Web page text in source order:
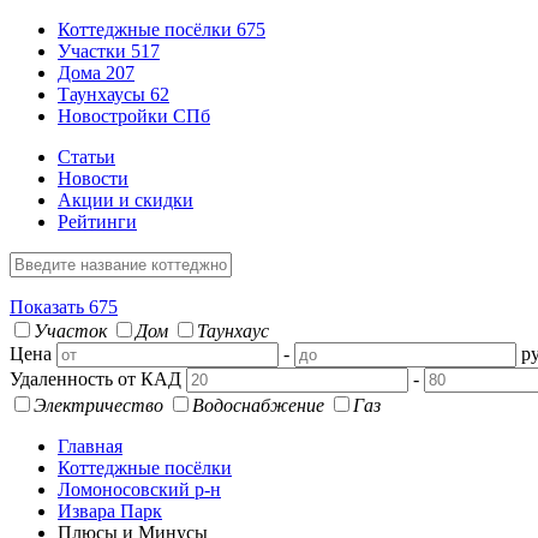
Коттеджные посёлки 675
Участки 517
Дома 207
Таунхаусы 62
Новостройки СПб
Статьи
Новости
Акции и скидки
Рейтинги
Показать 675
Участок
Дом
Таунхаус
Цена
-
Удаленность от КАД
-
Электричество
Водоснабжение
Газ
Главная
Коттеджные посёлки
Ломоносовский р-н
Извара Парк
Плюсы и Минусы